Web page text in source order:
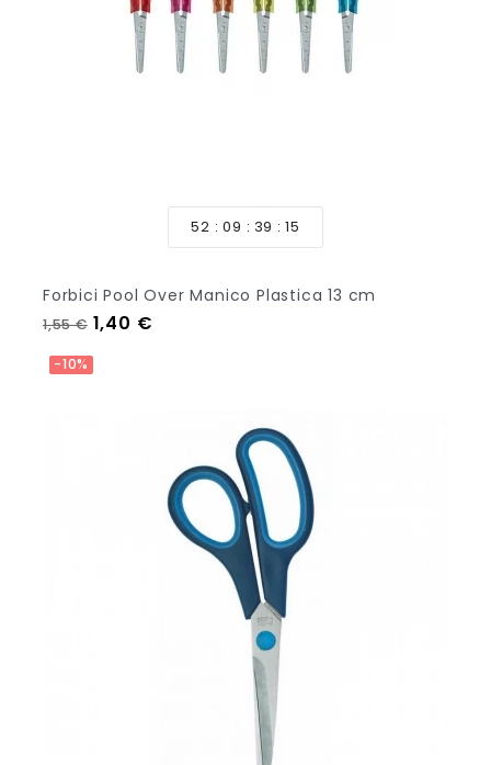
52 09 39 14
Forbici Pool Over Manico Plastica 13 cm
Prezzo regolare
1,55 € Prezzo
1,40 €
-10%